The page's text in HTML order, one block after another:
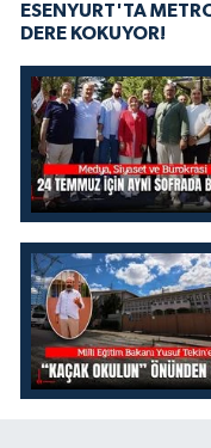
ESENYURT'TA
DERE KOKUYOR!